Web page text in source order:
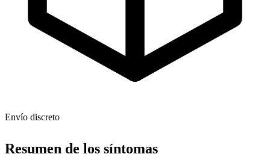
Envío discreto
Resumen de los síntomas